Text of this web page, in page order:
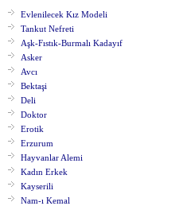
Evlenilecek Kız Modeli
Tankut Nefreti
Aşk-Fıstık-Burmalı Kadayıf
Asker
Avcı
Bektaşi
Deli
Doktor
Erotik
Erzurum
Hayvanlar Alemi
Kadın Erkek
Kayserili
Nam-ı Kemal